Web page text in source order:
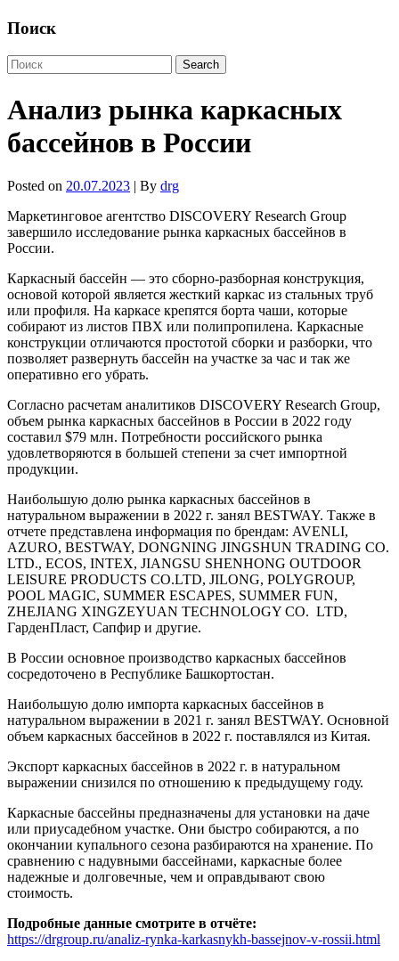
Поиск
Анализ рынка каркасных
бассейнов в России
Posted on 20.07.2023 | By drg
Маркетинговое агентство DISCOVERY Research Group
завершило исследование рынка каркасных бассейнов в
России.
Каркасный бассейн — это сборно-разборная конструкция,
основой которой является жесткий каркас из стальных труб
или профиля. На каркасе крепятся борта чаши, которые
собирают из листов ПВХ или полипропилена. Каркасные
конструкции отличаются простотой сборки и разборки, что
позволяет развернуть бассейн на участке за час и так же
оперативно его убрать.
Согласно расчетам аналитиков DISCOVERY Research Group,
объем рынка каркасных бассейнов в России в 2022 году
составил $79 млн. Потребности российского рынка
удовлетворяются в большей степени за счет импортной
продукции.
Наибольшую долю рынка каркасных бассейнов в
натуральном выражении в 2022 г. занял BESTWAY. Также в
отчете представлена информация по брендам: AVENLI,
AZURO, BESTWAY, DONGNING JINGSHUN TRADING CO.
LTD., ECOS, INTEX, JIANGSU SHENHONG OUTDOOR
LEISURE PRODUCTS CO.LTD, JILONG, POLYGROUP,
POOL MAGIC, SUMMER ESCAPES, SUMMER FUN,
ZHEJIANG XINGZEYUAN TECHNOLOGY CO. LTD,
ГарденПласт, Сапфир и другие.
В России основное производство каркасных бассейнов
сосредоточено в Республике Башкортостан.
Наибольшую долю импорта каркасных бассейнов в
натуральном выражении в 2021 г. занял BESTWAY. Основной
объем каркасных бассейнов в 2022 г. поставлялся из Китая.
Экспорт каркасных бассейнов в 2022 г. в натуральном
выражении снизился по отношению к предыдущему году.
Каркасные бассейны предназначены для установки на даче
или приусадебном участке. Они быстро собираются, а по
окончании купального сезона разбираются на хранение. По
сравнению с надувными бассейнами, каркасные более
надежные и долговечные, чем и оправдывают свою
стоимость.
Подробные данные смотрите в отчёте:
https://drgroup.ru/analiz-rynka-karkasnykh-bassejnov-v-rossii.html